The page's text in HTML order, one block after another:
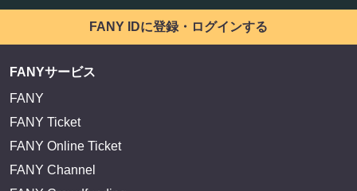
FANY IDに登録・ログインする
FANYサービス
FANY
FANY Ticket
FANY Online Ticket
FANY Channel